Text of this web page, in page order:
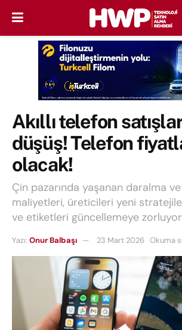
Akıllı telefon
düşüş! Telefon
olacak!
Çin pazarında yaşanan daralma
maliyetleri, üreticileri yeni
ve etiketleri güncellemeye
Yazı: Onur Balbaşı 23 Mart 2026 Okuma